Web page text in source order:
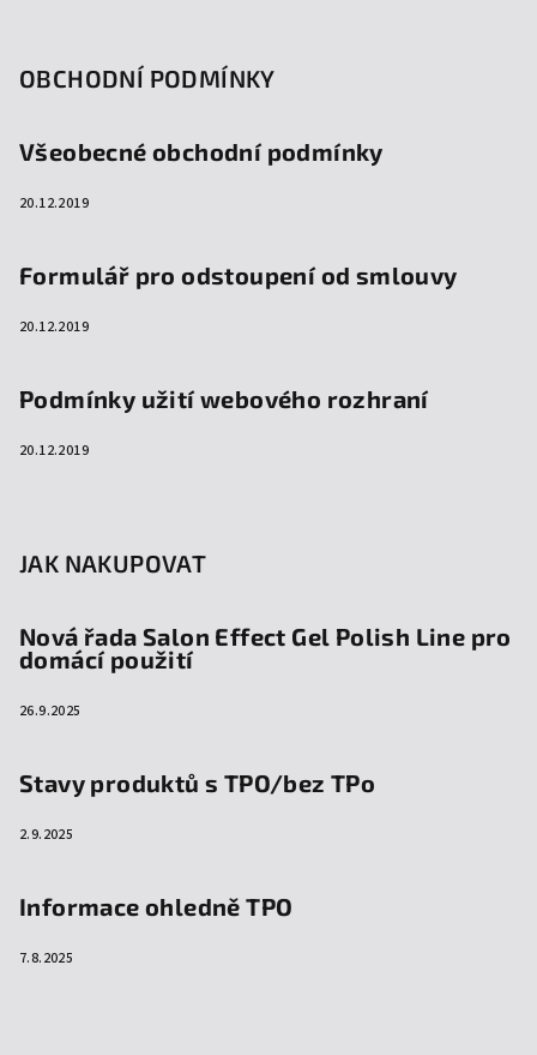
OBCHODNÍ PODMÍNKY
Všeobecné obchodní podmínky
20.12.2019
Formulář pro odstoupení od smlouvy
20.12.2019
Podmínky užití webového rozhraní
20.12.2019
JAK NAKUPOVAT
Nová řada Salon Effect Gel Polish Line pro
domácí použití
26.9.2025
Stavy produktů s TPO/bez TPo
2.9.2025
Informace ohledně TPO
7.8.2025